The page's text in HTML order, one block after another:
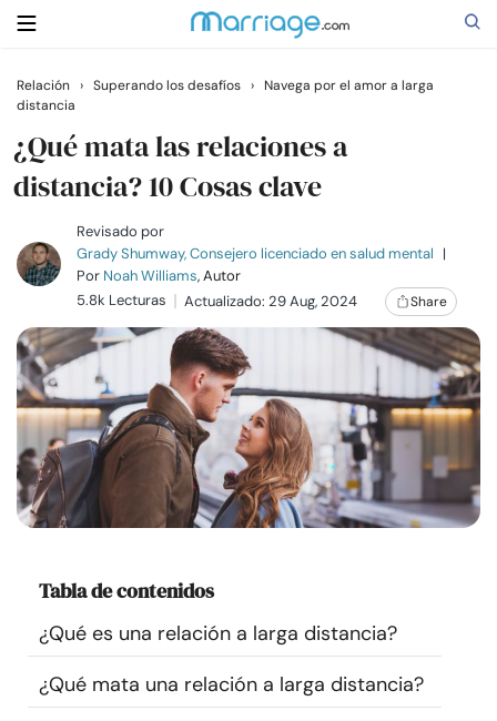
Buscar
Casarse
Relaciones
Familia
Ayuda
Cursos
Recursos
Comunidad
Encuentra un terapeuta
Idioma ES
Relación › Superando los desafíos ›
Navega por el amor a larga
distancia
¿Qué mata las relaciones a
distancia? 10 Cosas clave
Revisado por
Grady Shumway, Consejero licenciado en salud mental |
Por Noah Williams, Autor
5.8k Lecturas
Actualizado: 29 Aug, 2024 Share
Tabla de contenidos
¿Qué es una relación a larga distancia?
¿Qué mata una relación a larga distancia?